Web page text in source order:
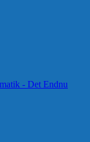
- Det Endnu